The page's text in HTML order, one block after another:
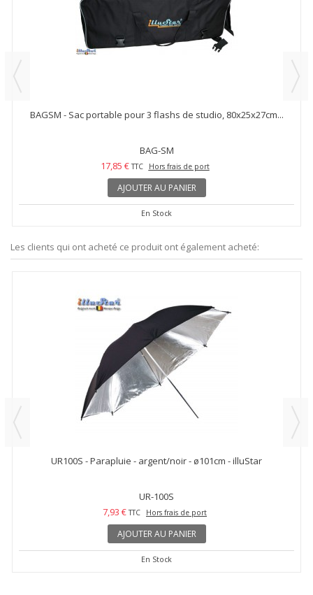
BAGSM - Sac portable pour 3 flashs de studio, 80x25x27cm...
BAG-SM
17,85 € TTC Hors frais de port
AJOUTER AU PANIER
En Stock
Les clients qui ont acheté ce produit ont également acheté:
UR100S - Parapluie - argent/noir - ø101cm - illuStar
UR-100S
7,93 € TTC Hors frais de port
AJOUTER AU PANIER
En Stock